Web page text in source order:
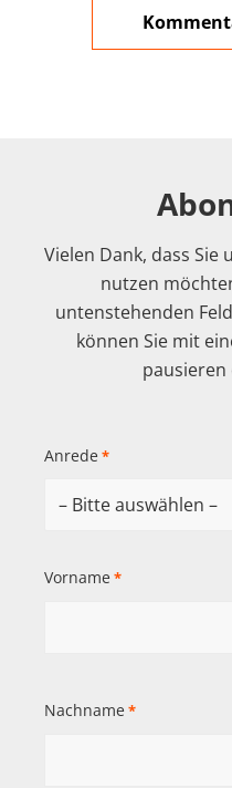
Vielen Dank, dass
nutzen
untenstehenden
können Sie mit
pausieren
Anrede *
Vorname *
Nachname *